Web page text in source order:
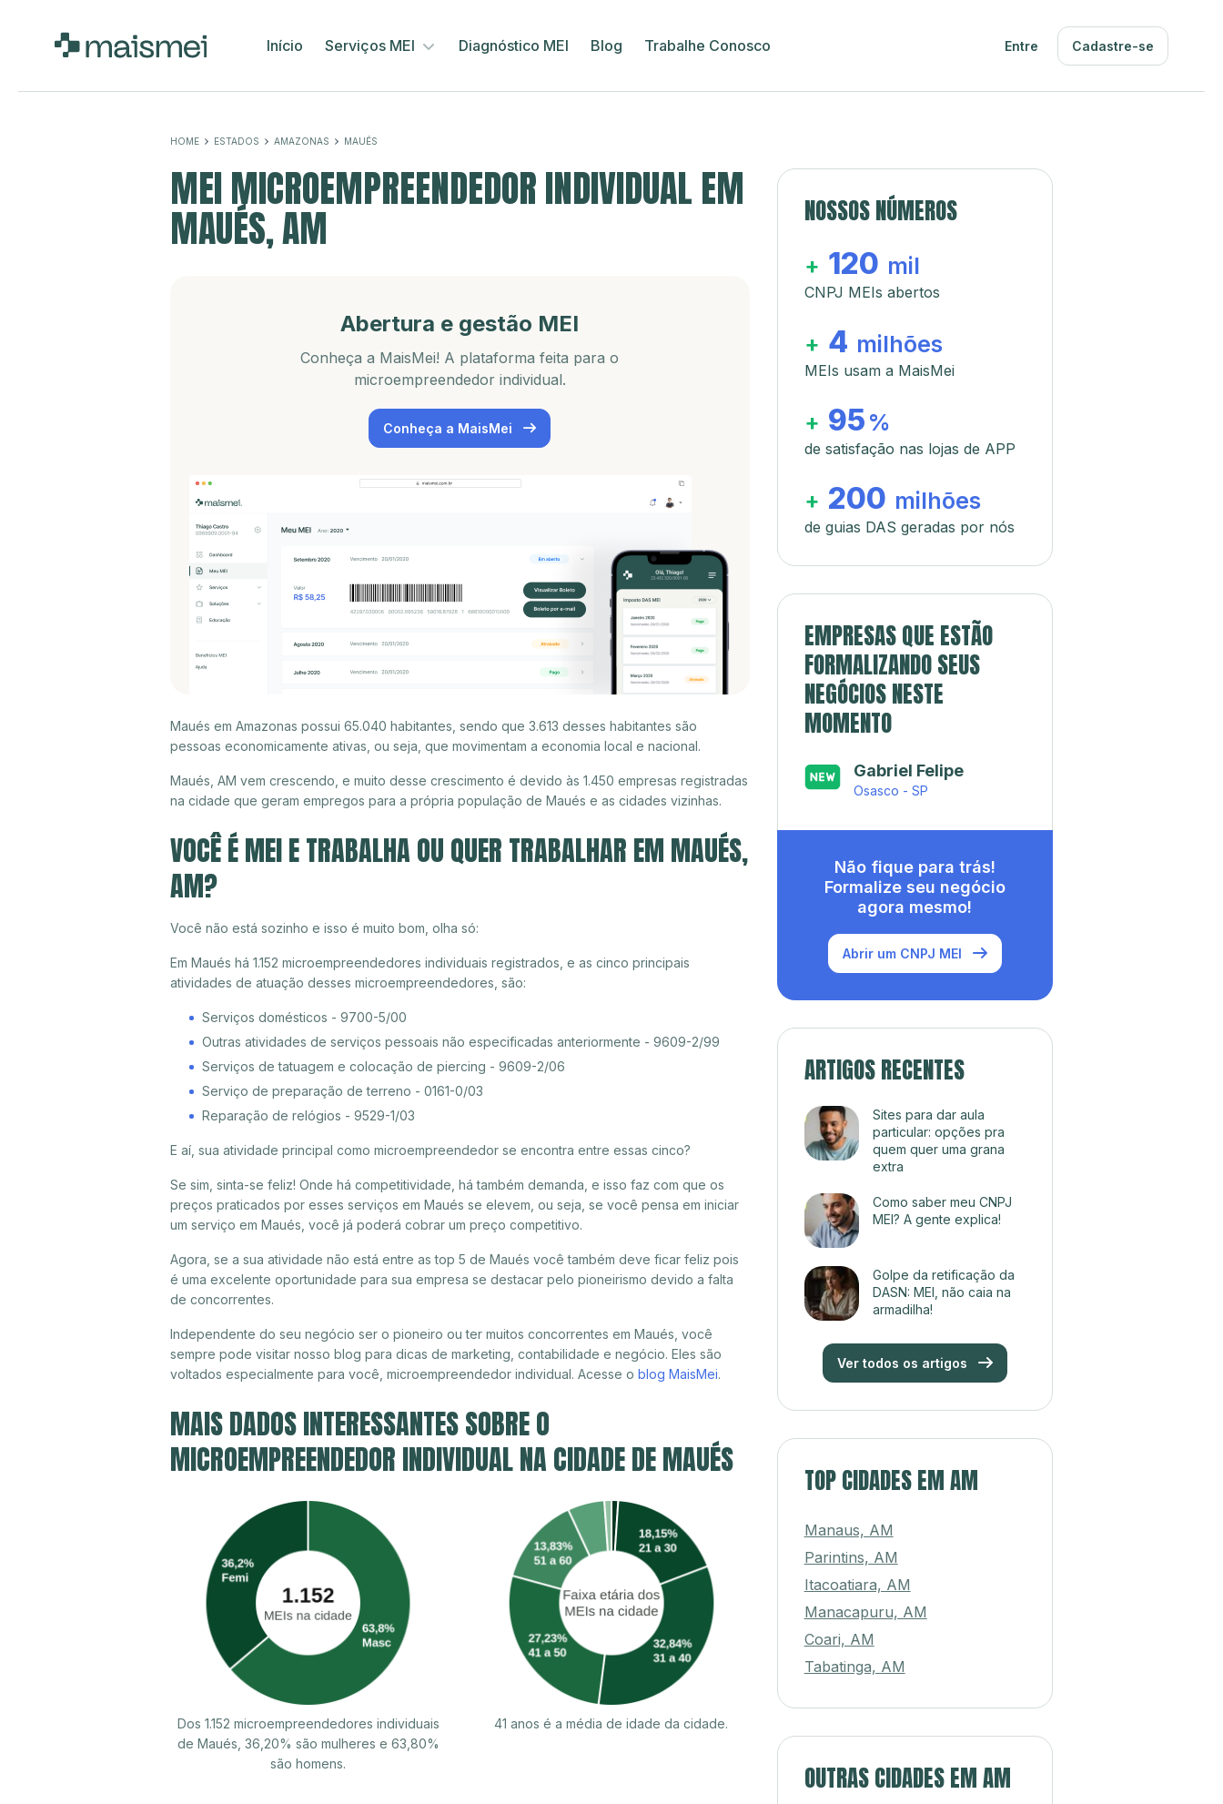
Início Serviços MEI Diagnóstico MEI Blog Trabalhe Conosco Entre Cadastre-se
HOME ESTADOS AMAZONAS MAUÉS
MEI MICROEMPREENDEDOR INDIVIDUAL EM
MAUÉS, AM
Abertura e gestão MEI
Conheça a MaisMei! A plataforma feita para o
microempreendedor individual.
Conheça a MaisMei
Maués em Amazonas possui 65.040 habitantes, sendo que 3.613 desses habitantes são
pessoas economicamente ativas, ou seja, que movimentam a economia local e nacional.
Maués, AM vem crescendo, e muito desse crescimento é devido às 1.450 empresas registradas
na cidade que geram empregos para a própria população de Maués e as cidades vizinhas.
VOCÊ É MEI E TRABALHA OU QUER TRABALHAR EM MAUÉS,
AM?
Você não está sozinho e isso é muito bom, olha só:
Em Maués há 1.152 microempreendedores individuais registrados, e as cinco principais
atividades de atuação desses microempreendedores, são:
Serviços domésticos - 9700-5/00
Outras atividades de serviços pessoais não especificadas anteriormente - 9609-2/99
Serviços de tatuagem e colocação de piercing - 9609-2/06
Serviço de preparação de terreno - 0161-0/03
Reparação de relógios - 9529-1/03
E aí, sua atividade principal como microempreendedor se encontra entre essas cinco?
Se sim, sinta-se feliz! Onde há competitividade, há também demanda, e isso faz com que os
preços praticados por esses serviços em Maués se elevem, ou seja, se você pensa em iniciar
um serviço em Maués, você já poderá cobrar um preço competitivo.
Agora, se a sua atividade não está entre as top 5 de Maués você também deve ficar feliz pois
é uma excelente oportunidade para sua empresa se destacar pelo pioneirismo devido a falta
de concorrentes.
Independente do seu negócio ser o pioneiro ou ter muitos concorrentes em Maués, você
sempre pode visitar nosso blog para dicas de marketing, contabilidade e negócio. Eles são
voltados especialmente para você, microempreendedor individual. Acesse o blog MaisMei.
MAIS DADOS INTERESSANTES SOBRE O
MICROEMPREENDEDOR INDIVIDUAL NA CIDADE DE MAUÉS
Dos 1.152 microempreendedores individuais
de Maués, 36,20% são mulheres e 63,80%
são homens.
41 anos é a média de idade da cidade.
NOSSOS NÚMEROS
+ 120 mil
CNPJ MEIs abertos
+ 4 milhões
MEIs usam a MaisMei
+ 95 %
de satisfação nas lojas de APP
+ 200 milhões
de guias DAS geradas por nós
EMPRESAS QUE ESTÃO
FORMALIZANDO SEUS
NEGÓCIOS NESTE
MOMENTO
Gabriel Felipe
Osasco - SP
Não fique para trás!
Formalize seu negócio
agora mesmo!
Abrir um CNPJ MEI
ARTIGOS RECENTES
Sites para dar aula
particular: opções pra
quem quer uma grana
extra
Como saber meu CNPJ
MEI? A gente explica!
Golpe da retificação da
DASN: MEI, não caia na
armadilha!
Ver todos os artigos
TOP CIDADES EM AM
Manaus, AM
Parintins, AM
Itacoatiara, AM
Manacapuru, AM
Coari, AM
Tabatinga, AM
OUTRAS CIDADES EM AM